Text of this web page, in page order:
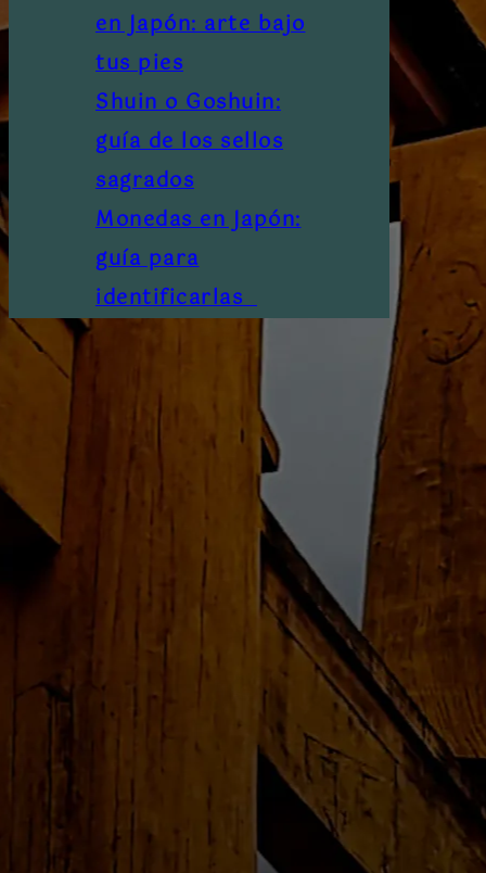
en Japón: arte bajo
tus pies
Shuin o Goshuin:
guía de los sellos
sagrados
Monedas en Japón:
guía para
identificarlas